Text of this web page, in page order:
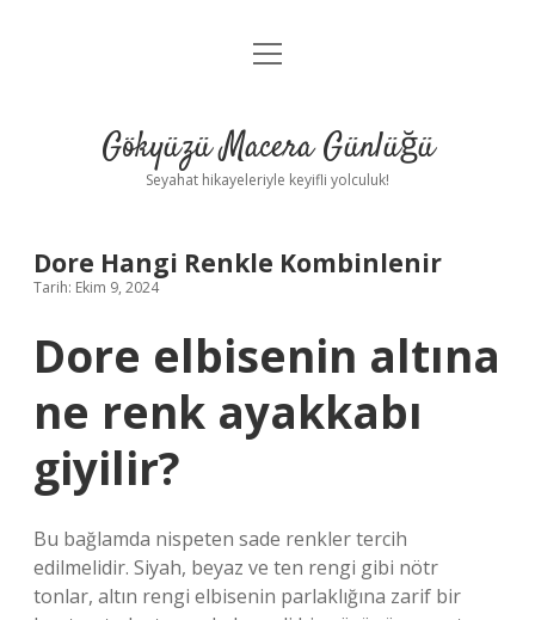
Anasayfa
Yasal Uyarı
menüyü
Gökyüzü Macera Günlüğü
Seyahat hikayeleriyle keyifli yolculuk!
Dore Hangi Renkle Kombinlenir
Tarih: Ekim 9, 2024
Dore elbisenin altına
ne renk ayakkabı
giyilir?
Bu bağlamda nispeten sade renkler tercih
edilmelidir. Siyah, beyaz ve ten rengi gibi nötr
tonlar, altın rengi elbisenin parlaklığına zarif bir